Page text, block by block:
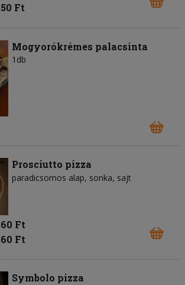
Ft
Mogyorókrémes palacsinta
1db
Prosciutto pizza
paradicsomos alap sonka sajt
Ft
Ft
Symbolo pizza